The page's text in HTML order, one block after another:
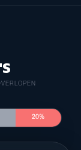
20%